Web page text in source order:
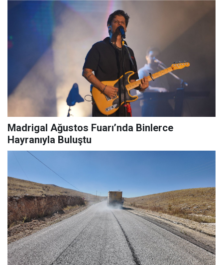
Madrigal Ağustos Fuarı’nda Binlerce
Hayranıyla Buluştu